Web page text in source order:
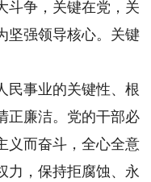
斗争，关键在党，关
坚强领导核心。关键
事业的关键性、根
正廉洁。党的干部必
义而奋斗，全心全意
力，保持拒腐蚀、永